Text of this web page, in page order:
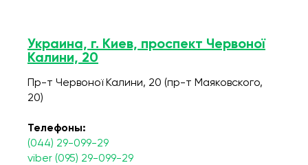
Украина, г. Киев, проспект Червоної
Калини, 20
Пр-т Червоної Калини, 20 (пр-т Маяковского,
20)
Телефоны:
(044) 29-099-29
viber (095) 29-099-29